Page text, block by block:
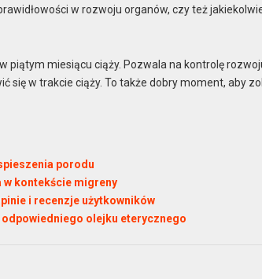
w rozwoju organów, czy też
piątym miesiącu ciąży. Pozwala na kontrolę
się w trakcie ciąży. To także dobry moment, aby
porodu
w kontekście migreny
i recenzje użytkowników
olejku eterycznego